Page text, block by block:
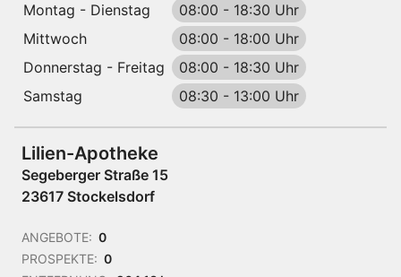
Montag - Dienstag
08:00 - 18:30 Uhr
Mittwoch
08:00 - 18:00 Uhr
Donnerstag - Freitag
08:00 - 18:30 Uhr
Samstag
08:30 - 13:00 Uhr
Lilien-Apotheke
Segeberger Straße 15
23617 Stockelsdorf
ANGEBOTE: 0
PROSPEKTE: 0